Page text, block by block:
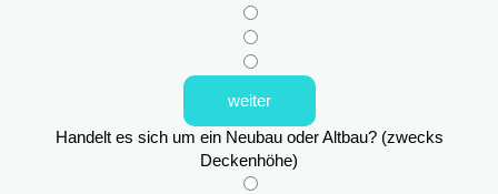
weiter
Handelt es sich um ein Neubau oder Altbau? (zwecks
Deckenhöhe)